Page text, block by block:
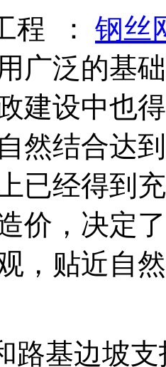
程 ： 钢丝
广泛的基
建设中也
然结合达
已经得到
价，决定
，贴近自
路基边坡